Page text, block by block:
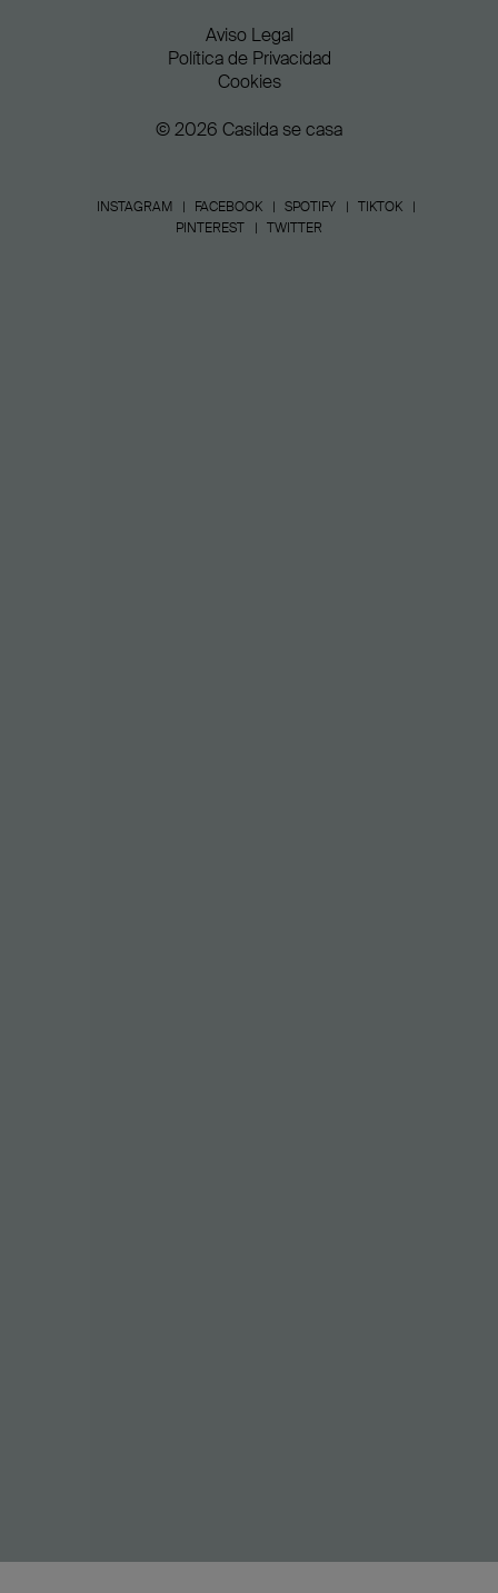
Aviso Legal
Política de Privacidad
Cookies
© 2026 Casilda se casa
INSTAGRAM FACEBOOK SPOTIFY
TIKTOK
PINTEREST
TWITTER